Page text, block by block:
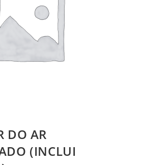
DO AR
(INCLUI